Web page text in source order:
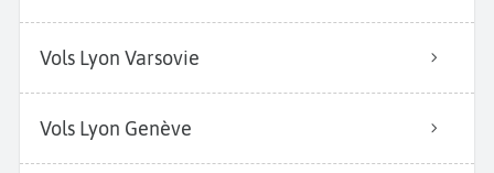
Vols Lyon Varsovie
Vols Lyon Genève